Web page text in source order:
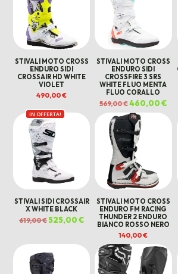
STIVALI MOTO CROSS
ENDURO SIDI
CROSSAIR HD WHITE
VIOLET
490,00€
STIVALI MOTO CROSS
ENDURO SIDI
CROSSFIRE 3 SRS
WHITE FLUO MENTA
FLUO CORALLO
569,00€Il
prezzo
originale
era:
569,00 €.
460,00€Il
è:
IN OFFERTA!
STIVALI SIDI CROSSAIR
X WHITE BLACK
619,00€ Il
prezzo
619,00 €.
525,00€Il
prezzo
525,00 €.
STIVALI MOTO CROSS
ENDURO FM RACING
THUNDER 2 ENDURO
BIANCO ROSSO NERO
140,00€